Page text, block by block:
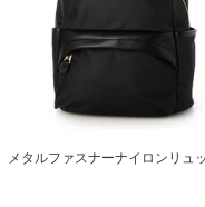
メタルファスナーナイロンリュ